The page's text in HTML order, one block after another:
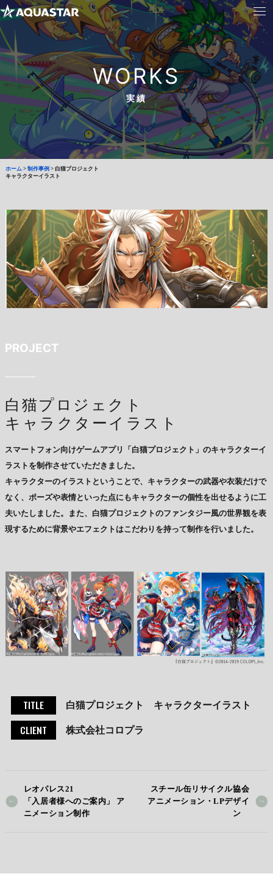
WORKS
実績
ホーム> 制作事例 > 白猫プロジェクト
キャラクターイラスト
PROJECT
白猫プロジェクト
キャラクターイラスト
スマートフォン向けゲームアプリ「白猫プロジェクト」のキャラクターイ
ラストを制作させていただきました。
キャラクターのイラストということで、キャラクターの武器や衣装だけで
なく、ポーズや表情といった点にもキャラクターの個性を出せるように工
夫いたしました。また、白猫プロジェクトのファンタジー風の世界観を表
現するために背景やエフェクトはこだわりを持って制作を行いました。
TITLE 白猫プロジェクト キャラクターイラスト
CLIENT 株式会社コロプラ
レオパレス21
「入居者様へのご案内」 ア
ニメーション制作
スチール缶リサイクル協会
アニメーション・LPデザイ
ン